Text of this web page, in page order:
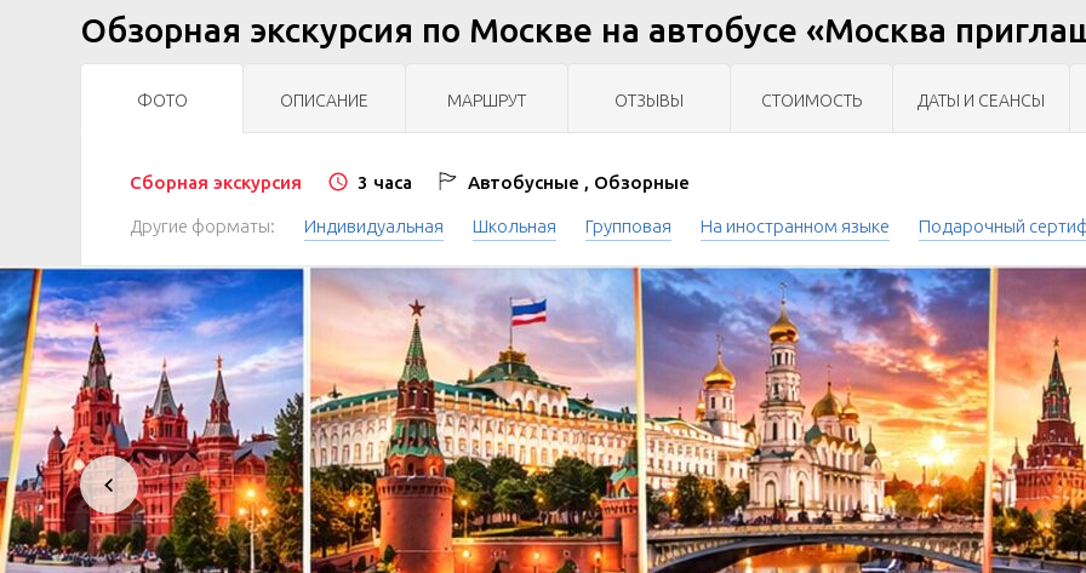
Обзорная экскурсия по Москве на автобусе «Москва
ФОТО ОПИСАНИЕ МАРШРУТ ОТЗЫВЫ СТОИМОСТЬ ДАТЫ И СЕАНСЫ
Сборная экскурсия 3 часа Автобусные , Обзорные
Другие форматы: Индивидуальная Школьная Групповая На иностранном языке Подарочный